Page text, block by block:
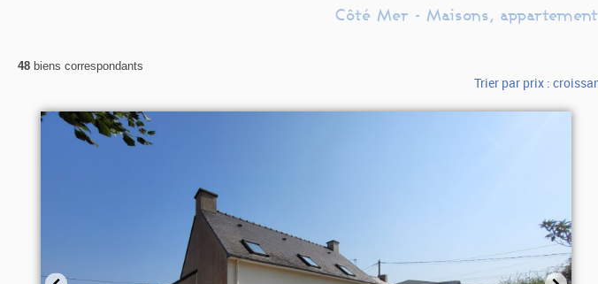
Côté Mer - Maisons,
48 biens correspondants
Trier par prix :